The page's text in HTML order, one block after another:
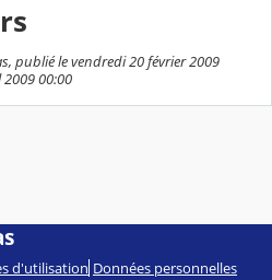
publié le vendredi 20 février 2009
00:00
d'utilisation Données personnelles